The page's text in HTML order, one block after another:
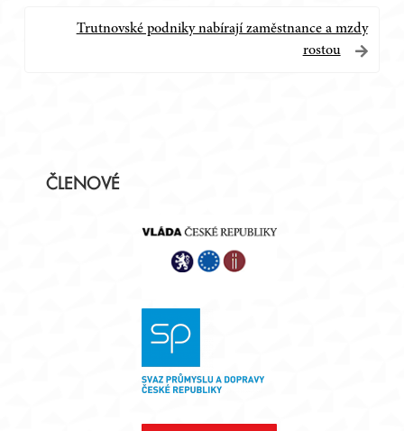
příspěvek
Trutnovské podniky nabírají zaměstnance a mzdy
rostou
ČLENOVÉ